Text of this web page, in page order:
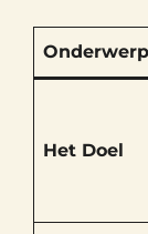
Onderwerp
Het Doel